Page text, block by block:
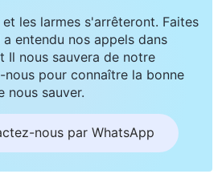
les larmes s'arrêteront. Faites
entendu nos appels dans
Il nous sauvera de notre
pour connaître la bonne
nous sauver.
nous par WhatsApp